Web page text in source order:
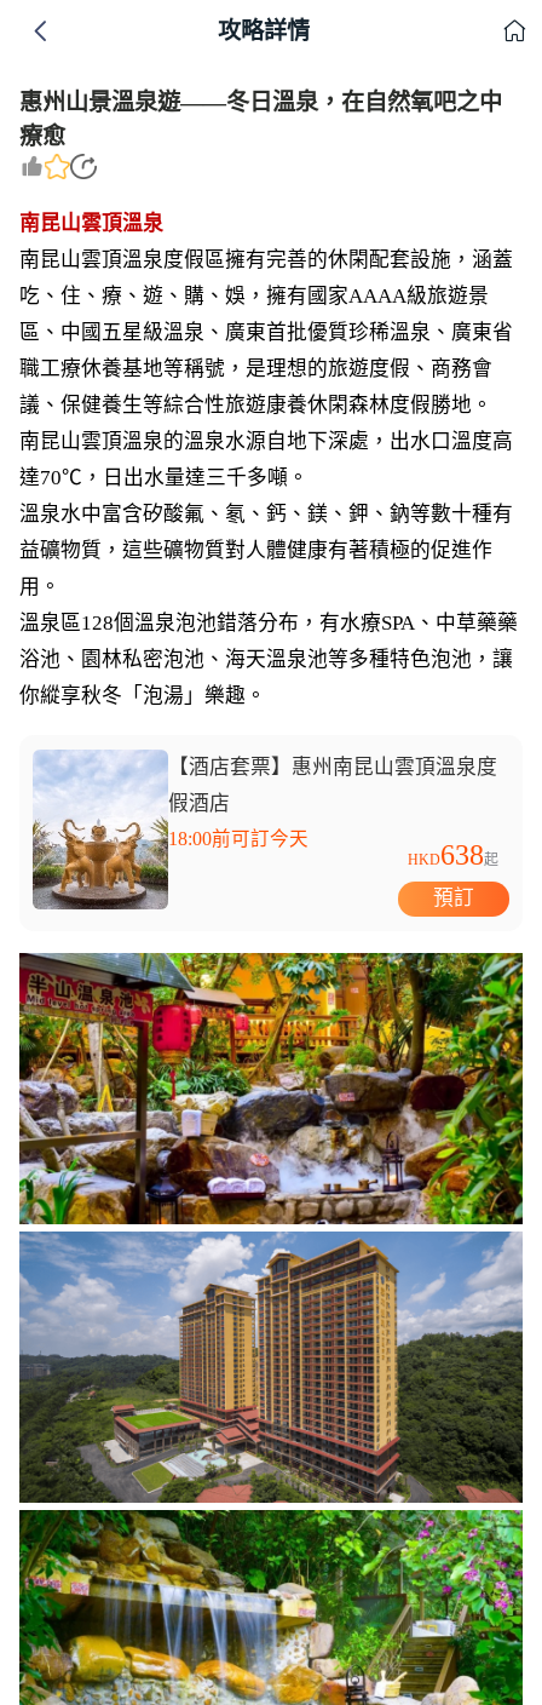
攻略詳情
惠州山景溫泉遊——冬日溫泉，在自然氧吧之中
療愈
南昆山雲頂溫泉
南昆山雲頂溫泉度假區擁有完善的休閑配套設施，涵蓋
吃、住、療、遊、購、娛，擁有國家AAAA級旅遊景
區、中國五星級溫泉、廣東首批優質珍稀溫泉、廣東省
職工療休養基地等稱號，是理想的旅遊度假、商務會
議、保健養生等綜合性旅遊康養休閑森林度假勝地。
南昆山雲頂溫泉的溫泉水源自地下深處，出水口溫度高
達70℃，日出水量達三千多噸。
溫泉水中富含矽酸氟、氡、鈣、鎂、鉀、鈉等數十種有
益礦物質，這些礦物質對人體健康有著積極的促進作
用。
溫泉區128個溫泉泡池錯落分布，有水療SPA、中草藥藥
浴池、園林私密泡池、海天溫泉池等多種特色泡池，讓
你縱享秋冬「泡湯」樂趣。
【酒店套票】惠州南昆山雲頂溫泉度
假酒店
18:00前可訂今天
HKD638起
預訂